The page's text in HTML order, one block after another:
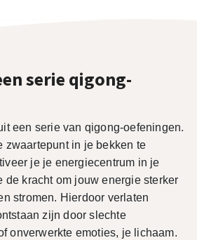
serie qigong-
een serie van qigong-oefeningen.
zwaartepunt in je bekken te
je je energiecentrum in je
de kracht om jouw energie sterker
stromen. Hierdoor verlaten
zijn door slechte
onverwerkte emoties, je lichaam.